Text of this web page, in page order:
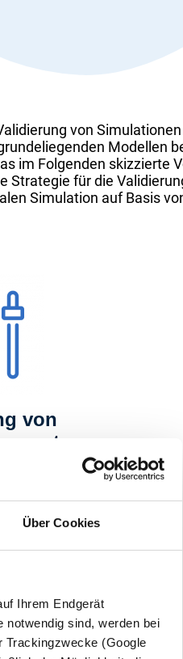
Über Cookies
Ihrem Endgerät
notwendig sind, werden bei
Trackingzwecke (Google
von Simulationen
Modellen
im Folgenden skizzierte
Strategie für die
Simulation auf Basis
von